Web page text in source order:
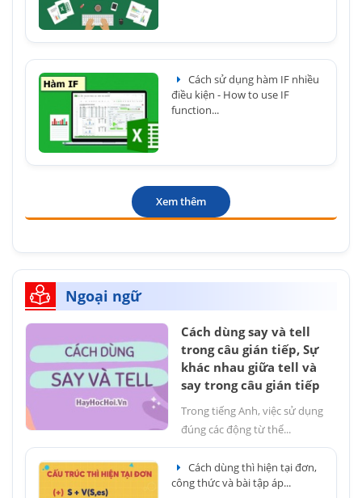
Cách sử dụng hàm IF nhiều
điều kiện - How to use IF
function...
Xem thêm
Ngoại ngữ
Cách dùng say và tell
trong câu gián tiếp, Sự
khác nhau giữa tell và
say trong câu gián tiếp
Trong tiếng Anh, việc sử dụng
đúng các động từ thể...
Cách dùng thì hiện tại đơn,
công thức và bài tập áp...